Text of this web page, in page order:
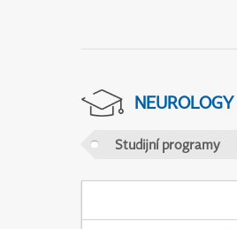
NEUROLOGY
Studijní programy